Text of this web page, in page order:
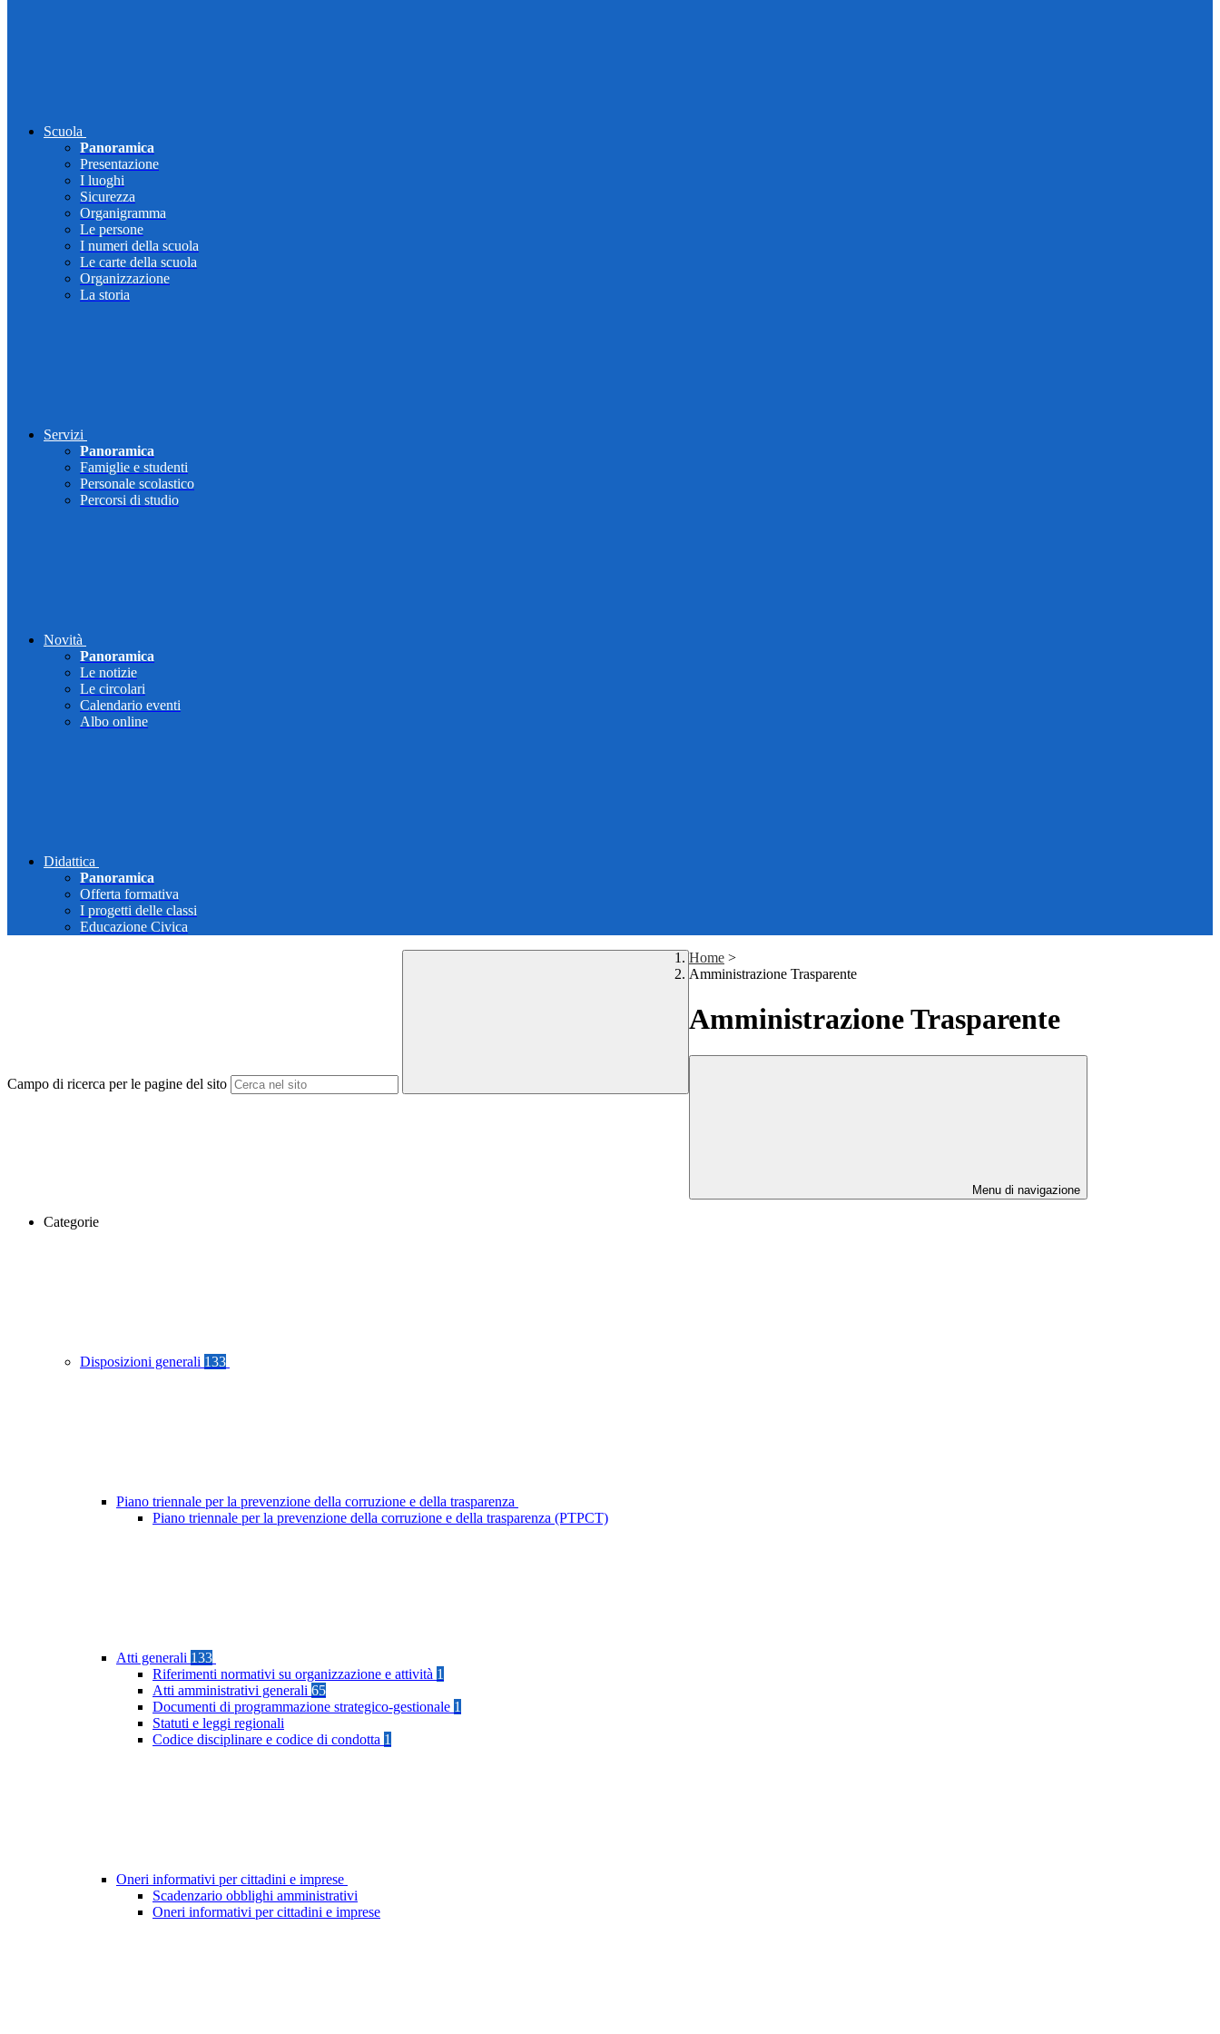
Scuola
Panoramica
Presentazione
I luoghi
Sicurezza
Organigramma
Le persone
I numeri della scuola
Le carte della scuola
Organizzazione
La storia
Servizi
Panoramica
Famiglie e studenti
Personale scolastico
Percorsi di studio
Novità
Panoramica
Le notizie
Le circolari
Calendario eventi
Albo online
Didattica
Panoramica
Offerta formativa
I progetti delle classi
Educazione Civica
Campo di ricerca per le pagine del sito
Home >
Amministrazione Trasparente
Amministrazione Trasparente
Menu di navigazione
Categorie
Disposizioni generali 133
Piano triennale per la prevenzione della corruzione e della trasparenza
Piano triennale per la prevenzione della corruzione e della trasparenza (PTPCT)
Atti generali 133
Riferimenti normativi su organizzazione e attività 1
Atti amministrativi generali 65
Documenti di programmazione strategico-gestionale 1
Statuti e leggi regionali
Codice disciplinare e codice di condotta 1
Oneri informativi per cittadini e imprese
Scadenzario obblighi amministrativi
Oneri informativi per cittadini e imprese